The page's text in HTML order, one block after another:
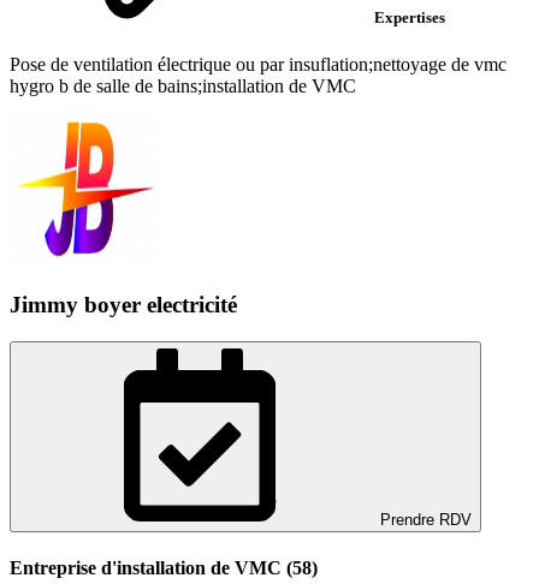
Expertises
Pose de ventilation électrique ou par insuflation;nettoyage de vmc
hygro b de salle de bains;installation de VMC
Jimmy boyer electricité
Prendre RDV
Entreprise d'installation de VMC (58)